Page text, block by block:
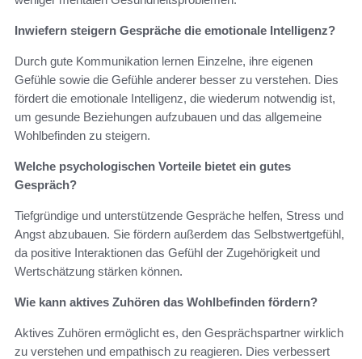
Inwiefern steigern Gespräche die emotionale Intelligenz?
Durch gute Kommunikation lernen Einzelne, ihre eigenen
Gefühle sowie die Gefühle anderer besser zu verstehen. Dies
fördert die emotionale Intelligenz, die wiederum notwendig ist,
um gesunde Beziehungen aufzubauen und das allgemeine
Wohlbefinden zu steigern.
Welche psychologischen Vorteile bietet ein gutes
Gespräch?
Tiefgründige und unterstützende Gespräche helfen, Stress und
Angst abzubauen. Sie fördern außerdem das Selbstwertgefühl,
da positive Interaktionen das Gefühl der Zugehörigkeit und
Wertschätzung stärken können.
Wie kann aktives Zuhören das Wohlbefinden fördern?
Aktives Zuhören ermöglicht es, den Gesprächspartner wirklich
zu verstehen und empathisch zu reagieren. Dies verbessert